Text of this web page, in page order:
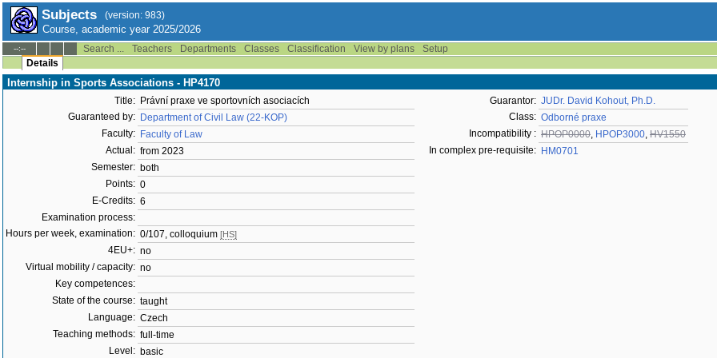
Subjects (version: 983)
Course, academic year 2025/2026
--:-- Search ... Teachers Departments Classes Classification View by plans
Setup
Details
Internship in Sports Associations - HP4170
Title: Právní praxe ve sportovních asociacích
Guaranteed by: Department of Civil Law (22-KOP)
Faculty: Faculty of Law
Actual: from 2023
Semester: both
Points: 0
E-Credits: 6
Examination process:
Hours per week, examination: 0/107, colloquium [HS]
4EU+: no
Virtual mobility / capacity: no
Key competences:
State of the course: taught
Language: Czech
Teaching methods: full-time
Level: basic
Guarantor: JUDr. David Kohout, Ph.D.
Class: Odborné praxe
Incompatibility : HPOP0000, HPOP3000, HV1550
In complex pre-requisite: HM0701